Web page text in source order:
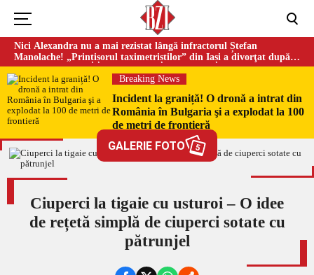
Nici Alexandra nu a mai rezistat lângă infractorul Ștefan
Manolache! „Prințișorul taximetriștilor” din Iași a divorţat după
doi ani de căsnicie
Breaking News
Incident la graniță! O dronă a intrat din
România în Bulgaria şi a explodat la 100
de metri de frontieră
GALERIE FOTO 5
Ciuperci la tigaie cu usturoi – O idee
de rețetă simplă de ciuperci sotate cu
pătrunjel